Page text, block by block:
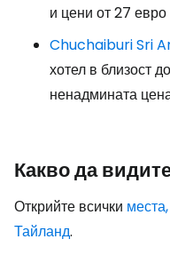
и цени от 27
Chuchaiburi Sri
хотел в близост
ненадмината
Какво да
Открийте всички
Тайланд.